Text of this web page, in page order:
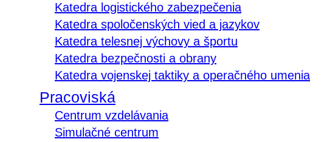
Katedra logistického zabezpečenia
Katedra spoločenských vied a jazykov
Katedra telesnej výchovy a športu
Katedra bezpečnosti a obrany
Katedra vojenskej taktiky a operačného umenia
Pracoviská
Centrum vzdelávania
Simulačné centrum